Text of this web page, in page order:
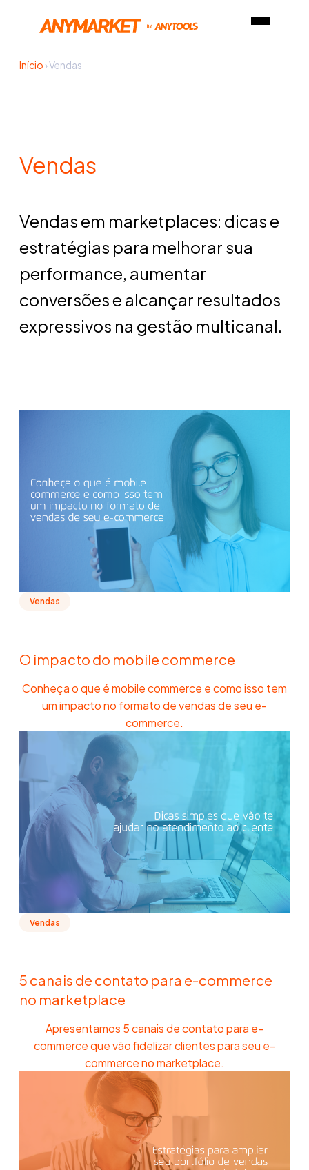
Início ›Vendas
Vendas
Vendas em marketplaces: dicas e
estratégias para melhorar sua
performance, aumentar
conversões e alcançar resultados
expressivos na gestão multicanal.
Vendas
O impacto do mobile commerce
Conheça o que é mobile commerce e como isso tem
um impacto no formato de vendas de seu e-
commerce.
Vendas
5 canais de contato para e-commerce
no marketplace
Apresentamos 5 canais de contato para e-
commerce que vão fidelizar clientes para seu e-
commerce no marketplace.